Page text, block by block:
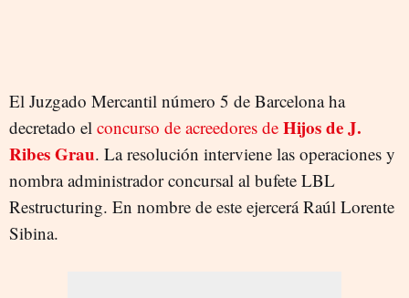
El Juzgado Mercantil número 5 de Barcelona ha
decretado el concurso de acreedores de Hijos de J.
Ribes Grau. La resolución interviene las operaciones y
nombra administrador concursal al bufete LBL
Restructuring. En nombre de este ejercerá Raúl Lorente
Sibina.